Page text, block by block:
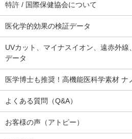
特許 / 国際保健協会について
医化学的効果の検証データ
UVカット、マイナスイオン、遠赤外
データ
医学博士も推奨！高機能医科学素材 ナ
よくある質問（Q&A）
お客様の声（アトピー）